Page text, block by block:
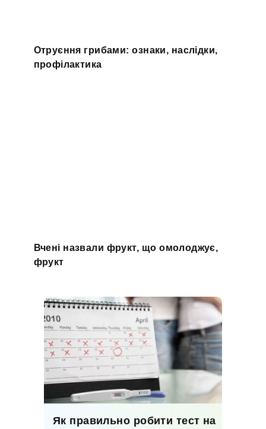
Отруєння грибами: ознаки, наслідки,
профілактика
Вчені назвали фрукт, що омолоджує,
фрукт
Як правильно робити тест на